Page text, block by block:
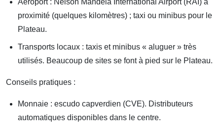
Aéroport : Nelson Mandela International Airport (RAI) à
proximité (quelques kilomètres) ; taxi ou minibus pour le
Plateau.
Transports locaux : taxis et minibus « aluguer » très
utilisés. Beaucoup de sites se font à pied sur le Plateau.
Conseils pratiques :
Monnaie : escudo capverdien (CVE). Distributeurs
automatiques disponibles dans le centre.